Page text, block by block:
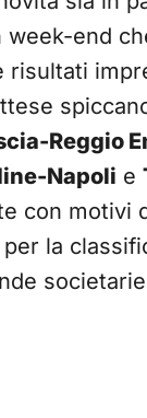
week-end
risultati
Reggio
Napoli e
con motivi
la